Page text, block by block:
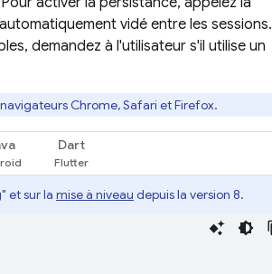
vidé entre les sessions.
demandez à l'utilisateur s'il utilise un
Chrome, Safari et Firefox.
Dart
et sur la mise à niveau depuis la version 8.